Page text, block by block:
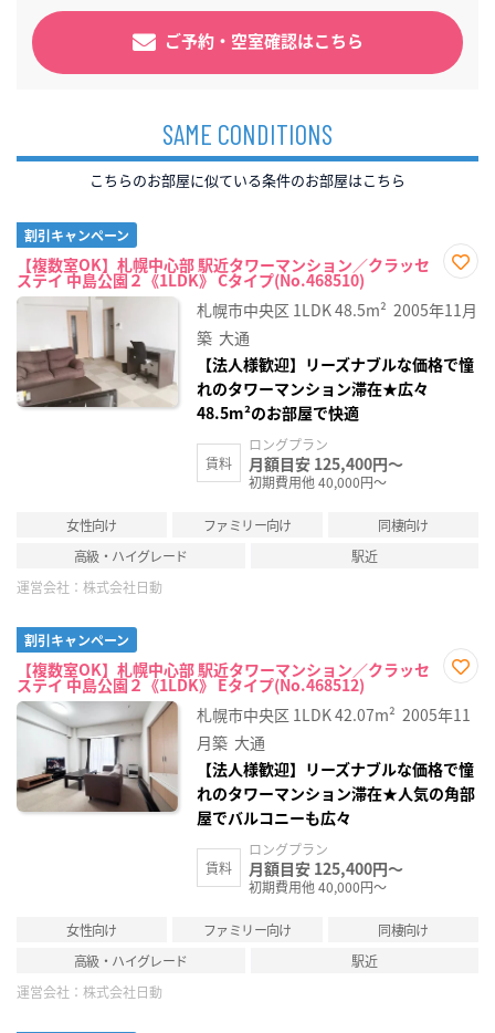
ご予約・空室確認はこちら
SAME CONDITIONS
こちらのお部屋に似ている条件のお部屋はこちら
割引キャンペーン
【複数室OK】札幌中心部 駅近タワーマンション／クラッセ
ステイ 中島公園２《1LDK》 Cタイプ(No.468510)
に入
り登
札幌市中央区 1LDK48.5m² 2005年11月
築 大通
【法人様歓迎】リーズナブルな価格で憧
れのタワーマンション滞在★広々
48.5m²のお部屋で快適
賃料
ロングプラン
月額目安 125,400円～
初期費用他 40,000円～
女性向け ファミリー向け
同棲向け
高級・ハイグレード
駅近
運営会社： 株式会社日動
割引キャンペーン
【複数室OK】札幌中心部 駅近タワーマンション／クラッセ
ステイ 中島公園２《1LDK》 Eタイプ(No.468512)
に入
り登
札幌市中央区 1LDK42.07m² 2005年11
月築 大通
【法人様歓迎】リーズナブルな価格で憧
れのタワーマンション滞在★人気の角部
屋でバルコニーも広々
賃料
ロングプラン
月額目安 125,400円～
初期費用他 40,000円～
女性向け ファミリー向け
同棲向け
高級・ハイグレード
駅近
運営会社： 株式会社日動